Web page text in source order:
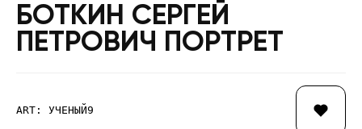
БОТКИН СЕРГЕЙ
ПЕТРОВИЧ ПОРТРЕТ
ART: УЧЕНЫЙ9